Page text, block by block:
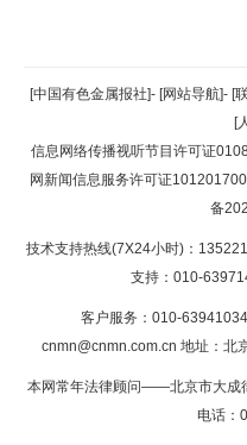
[中国有色金属报社]- [网站导航]- [
[
信息网络传播视听节目许可证
网新闻信息服务许可证
备
技术支持热线(7X24小时)：
支持：010-
客户服务：010-
cnmn@cnmn.com.cn 地址：北
本网常年法律顾问——北京市大成
电话：